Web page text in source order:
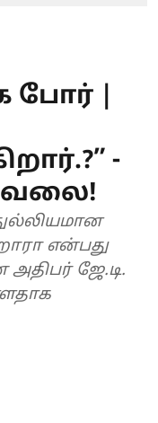
போர் |
-
என்பது
ஜே.டி.